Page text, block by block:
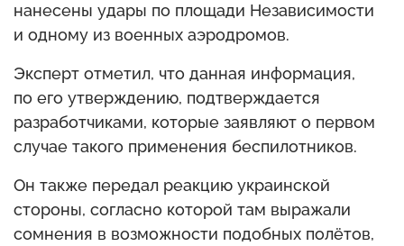
нанесены удары по площади Независимости
и одному из военных аэродромов.
Эксперт отметил, что данная информация,
по его утверждению, подтверждается
разработчиками, которые заявляют о первом
случае такого применения беспилотников.
Он также передал реакцию украинской
стороны, согласно которой там выражали
сомнения в возможности подобных полётов,